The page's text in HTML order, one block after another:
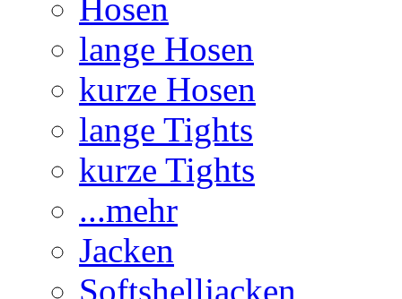
Hosen
lange Hosen
kurze Hosen
lange Tights
kurze Tights
...mehr
Jacken
Softshelljacken